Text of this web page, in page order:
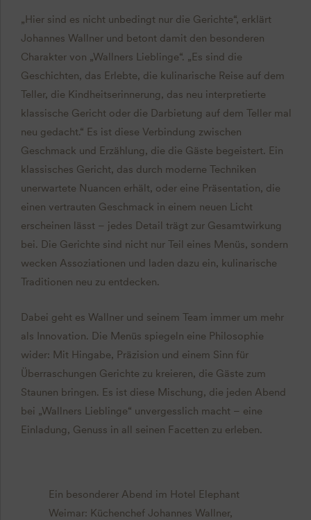
„Hier sind es nicht unbedingt nur die Gerichte“, erklärt
Johannes Wallner und betont damit den besonderen
Charakter von „Wallners Lieblinge“. „Es sind die
Geschichten, das Erlebte, die kulinarische Reise auf dem
Teller, die Kindheitserinnerung, das neu interpretierte
klassische Gericht oder die Darbietung auf dem Teller mal
neu gedacht.“ Es ist diese Verbindung zwischen
Geschmack und Erzählung, die die Gäste begeistert. Ein
klassisches Gericht, das durch moderne Techniken
unerwartete Nuancen erhält, oder eine Präsentation, die
einen vertrauten Geschmack in einem neuen Licht
erscheinen lässt – jedes Detail trägt zur Gesamtwirkung
bei. Die Gerichte sind nicht nur Teil eines Menüs, sondern
wecken Assoziationen und laden dazu ein, kulinarische
Traditionen neu zu entdecken.
Dabei geht es Wallner und seinem Team immer um mehr
als Innovation. Die Menüs spiegeln eine Philosophie
wider: Mit Hingabe, Präzision und einem Sinn für
Überraschungen Gerichte zu kreieren, die Gäste zum
Staunen bringen. Es ist diese Mischung, die jeden Abend
bei „Wallners Lieblinge“ unvergesslich macht – eine
Einladung, Genuss in all seinen Facetten zu erleben.
Ein besonderer Abend im Hotel Elephant
Weimar: Küchenchef Johannes Wallner,